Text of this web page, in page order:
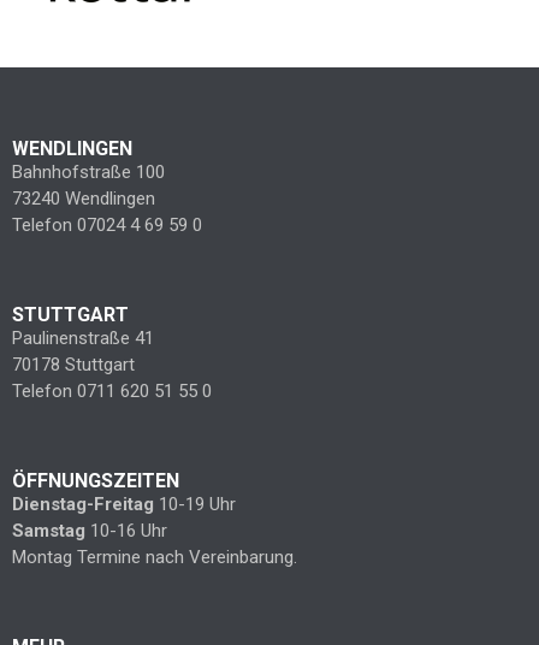
WENDLINGEN
Bahnhofstraße 100
73240 Wendlingen
Telefon 07024 4 69 59 0
STUTTGART
Paulinenstraße 41
70178 Stuttgart
Telefon 0711 620 51 55 0
ÖFFNUNGSZEITEN
Dienstag-Freitag 10-19 Uhr
Samstag 10-16 Uhr
Montag Termine nach Vereinbarung.